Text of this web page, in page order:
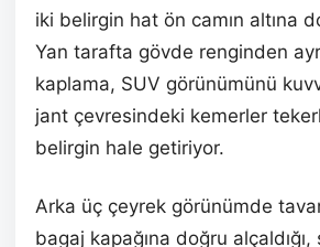
iki belirgin hat ön camın altına
Yan tarafta gövde renginden
kaplama, SUV görünümünü
jant çevresindeki kemerler
belirgin hale getiriyor.
Arka üç çeyrek görünümde
bagaj kapağına doğru alçaldığı,